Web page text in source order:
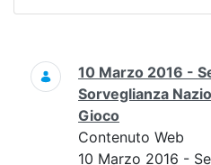
Ricerca
10 Marzo 2016 -
Sorveglianza
Gioco
Contenuto Web
10 Marzo 2016 -